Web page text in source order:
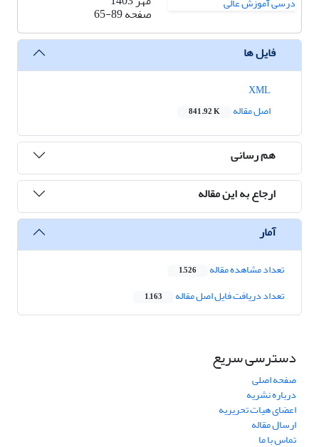
صفحه65-89
فایل ها
اصل مقاله
841.92 K
هم رسانی
ارجاع به این مقاله
آمار
تعداد مشاهده مقاله 1,526
تعداد دریافت فایل اصل مقاله 1,163
دسترسی سریع
صفحه اصلی
درباره نشریه
اعضای هیات تحریریه
ارسال مقاله
تماس با ما